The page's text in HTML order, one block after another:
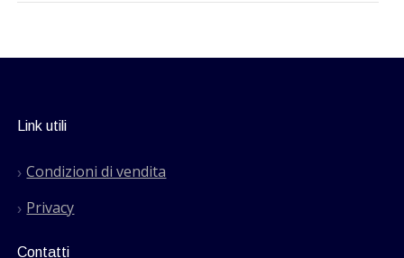
Link utili
Condizioni di vendita
Privacy
Contatti